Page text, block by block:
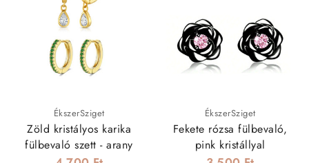
ÉkszerSziget
Zöld kristályos karika
fülbevaló szett - arany
ÉkszerSziget
Fekete rózsa fülbevaló,
pink kristállyal